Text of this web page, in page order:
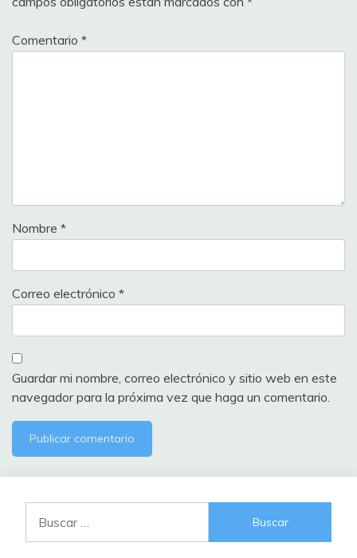
Comentario *
Nombre *
Correo electrónico *
Guardar mi nombre, correo electrónico y sitio web en este
navegador para la próxima vez que haga un comentario.